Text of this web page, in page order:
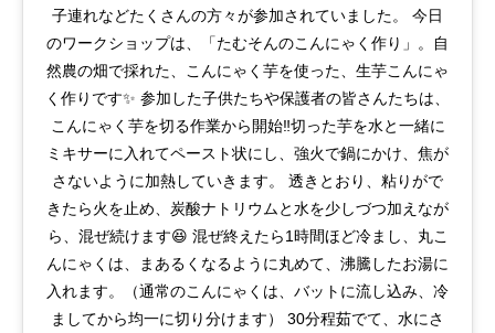
子連れなどたくさんの方々が参加されていました。 今日
のワークショップは、「たむそんのこんにゃく作り」。自
然農の畑で採れた、こんにゃく芋を使った、生芋こんにゃ
く作りです✨ 参加した子供たちや保護者の皆さんたちは、
こんにゃく芋を切る作業から開始‼️切った芋を水と一緒に
ミキサーに入れてペースト状にし、強火で鍋にかけ、焦が
さないように加熱していきます。 透きとおり、粘りがで
きたら火を止め、炭酸ナトリウムと水を少しづつ加えなが
ら、混ぜ続けます😆 混ぜ終えたら1時間ほど冷まし、丸こ
んにゃくは、まあるくなるように丸めて、沸騰したお湯に
入れます。（通常のこんにゃくは、バットに流し込み、冷
ましてから均一に切り分けます） 30分程茹でて、水にさ